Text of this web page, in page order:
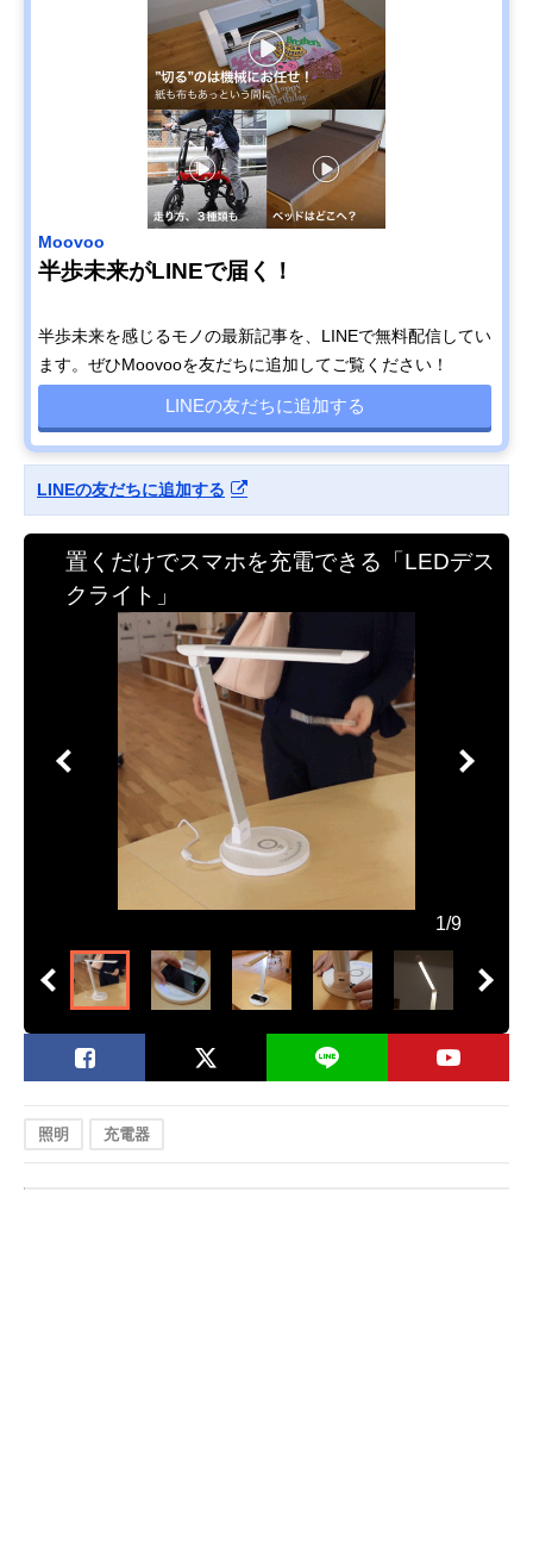
Moovoo
半歩未来がLINEで届く！
半歩未来を感じるモノの最新記事を、LINEで無料配信してい
ます。ぜひMoovooを友だちに追加してご覧ください！
LINEの友だちに追加する
LINEの友だちに追加する
置くだけでスマホを充電できる「LEDデス
クライト」
1/9
照明 充電器